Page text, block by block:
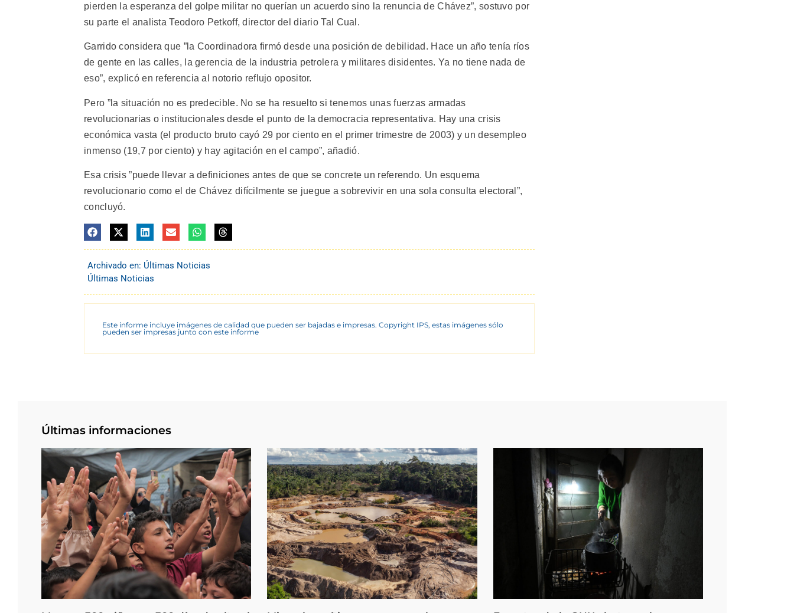
pierden la esperanza del golpe militar no querían un acuerdo sino la renuncia de Chávez”, sostuvo por
su parte el analista Teodoro Petkoff, director del diario Tal Cual.
Garrido considera que ”la Coordinadora firmó desde una posición de debilidad. Hace un año tenía ríos
de gente en las calles, la gerencia de la industria petrolera y militares disidentes. Ya no tiene nada de
eso”, explicó en referencia al notorio reflujo opositor.
Pero ”la situación no es predecible. No se ha resuelto si tenemos unas fuerzas armadas
revolucionarias o institucionales desde el punto de la democracia representativa. Hay una crisis
económica vasta (el producto bruto cayó 29 por ciento en el primer trimestre de 2003) y un desempleo
inmenso (19,7 por ciento) y hay agitación en el campo”, añadió.
Esa crisis ”puede llevar a definiciones antes de que se concrete un referendo. Un esquema
revolucionario como el de Chávez difícilmente se juegue a sobrevivir en una sola consulta electoral”,
concluyó.
Archivado en: Últimas Noticias
Últimas Noticias
Este informe incluye imágenes de calidad que pueden ser bajadas e impresas. Copyright IPS, estas imágenes sólo
pueden ser impresas junto con este informe
Últimas informaciones